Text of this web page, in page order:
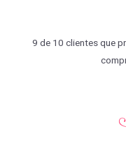
9 de 10 clientes que